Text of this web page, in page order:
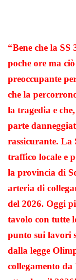
“Bene che la
poche ore ma ciò
preoccupante
che la
la tragedia e
parte
rassicurante. La
traffico locale e
la provincia di
arteria di
del 2026. Oggi
tavolo con tutte
punto sui lavori
dalla legge
collegamento